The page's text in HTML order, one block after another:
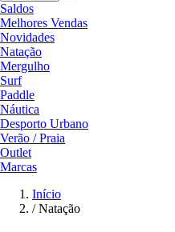
Saldos
Melhores Vendas
Novidades
Natação
Mergulho
Surf
Paddle
Náutica
Desporto Urbano
Verão / Praia
Outlet
Marcas
Início
/ Natação